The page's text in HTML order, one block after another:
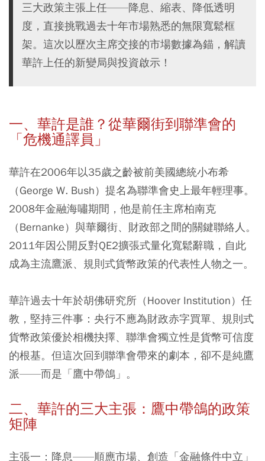
三大政策主張上任——降息、縮表、降低透明
度，直接挑戰過去十年市場熟悉的無限寬鬆框
架。這次以歷次主席交接的市場數據為錨，解讀
華許上任的新變局與投資啟示！
一、華許是誰？從華爾街到聯準會的
「危機通譯員」
華許在2006年以35歲之齡被前美國總統小布希
（George W. Bush）提名為聯準會史上最年輕理事。
2008年金融海嘯期間，他是前任主席柏南克
（Bernanke）與華爾街、財政部之間的關鍵聯絡人。
2011年因公開反對QE2擴張式量化寬鬆辭職，自此
成為主流鷹派、規則式貨幣政策的代表性人物之一。
華許過去十年於胡佛研究所（Hoover Institution）任
教，堅持三件事：央行不應為財政赤字買單、規則式
貨幣政策優於相機抉擇、聯準會獨立性是貨幣可信度
的根基。但這次回到聯準會帶來的劇本，卻不是純鷹
派——而是「鷹中帶鴿」。
二、華許的三大主張：鷹中帶鴿的政策
矩陣
主張一：降息——順應市場、創造「金融條件中立」